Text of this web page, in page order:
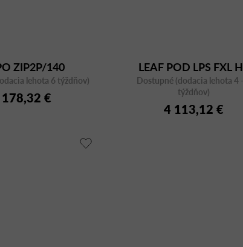
ZIP2P/140
lehota 6 týždňov)
€
LEAF POD LPS FXL
Dostupné (dodacia lehota 4
týždňov)
4 113,12 €